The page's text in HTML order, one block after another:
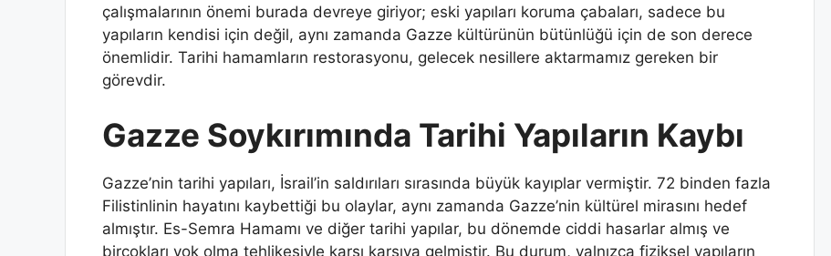
çalışmalarının önemi burada devreye giriyor; eski yapıları koruma çabaları, sadece bu
yapıların kendisi için değil, aynı zamanda Gazze kültürünün bütünlüğü için de son derece
önemlidir. Tarihi hamamların restorasyonu, gelecek nesillere aktarmamız gereken bir
görevdir.
Gazze Soykırımında Tarihi Yapıların Kaybı
Gazze’nin tarihi yapıları, İsrail’in saldırıları sırasında büyük kayıplar vermiştir. 72 binden fazla
Filistinlinin hayatını kaybettiği bu olaylar, aynı zamanda Gazze’nin kültürel mirasını hedef
almıştır. Es-Semra Hamamı ve diğer tarihi yapılar, bu dönemde ciddi hasarlar almış ve
birçokları yok olma tehlikesiyle karşı karşıya gelmiştir. Bu durum, yalnızca fiziksel yapıların